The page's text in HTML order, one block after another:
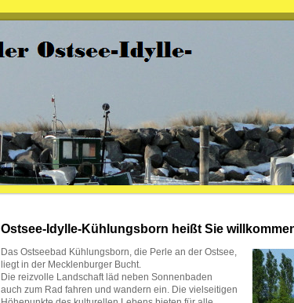
Ostsee-Idylle-Kühlungsborn heißt Sie
Das Ostseebad Kühlungsborn, die Perle an der Ostsee,
liegt in der Mecklenburger Bucht.
Die reizvolle Landschaft läd neben Sonnenbaden
auch zum Rad fahren und wandern ein. Die vielseitigen